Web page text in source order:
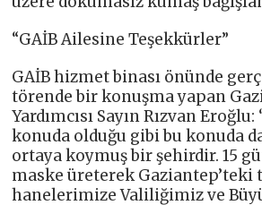
“GAİB Ailesine Teşekkürler”
GAİB hizmet binası önünde
törende bir konuşma yapan
Yardımcısı Sayın Rızvan
konuda olduğu gibi bu konuda
ortaya koymuş bir şehirdir. 15
maske üreterek Gaziantep’teki
hanelerimize Valiliğimiz ve